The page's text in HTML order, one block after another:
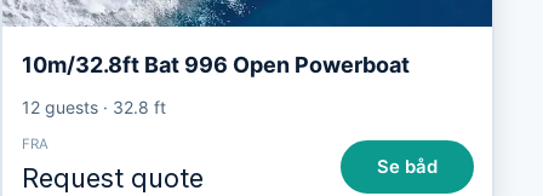
10m/32.8ft Bat 996 Open Powerboat
12 guests· 32.8 ft
FRA
Request quote Se båd